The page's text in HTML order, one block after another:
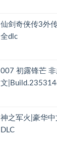
仙剑奇侠传3外
全dlc
007 初露锋芒
文
神之军火|豪华
DLC